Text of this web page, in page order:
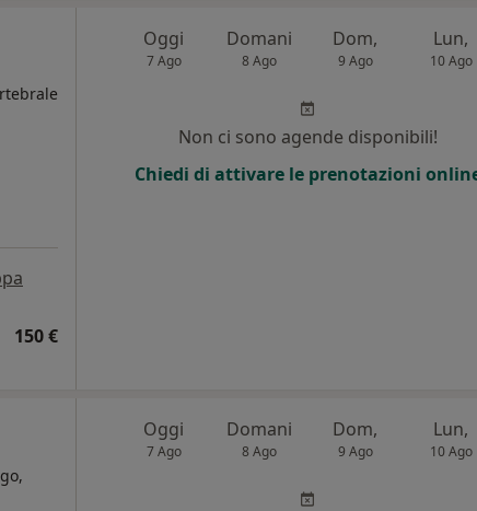
150 €
Oggi
7 Ago
Domani
8 Ago
Dom,
9 Ago
Lun,
10 Ago
Non ci sono agende disponibili!
Chiedi di attivare le prenotazioni
Oggi
7 Ago
Domani
8 Ago
Dom,
9 Ago
Lun,
10 Ago